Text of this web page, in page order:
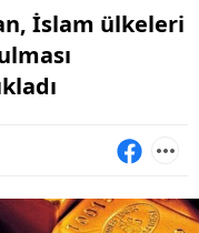
İslam ülkeleri